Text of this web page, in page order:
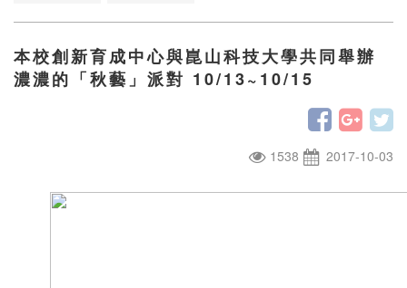
本校創新育成中心與崑山科技大學共同舉辦
濃濃的「秋藝」派對 10/13~10/15
1538 2017-10-03